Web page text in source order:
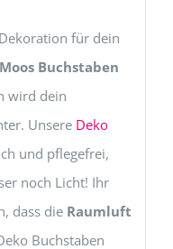
für dein
Moos Buchstaben
wird dein
Unsere Deko
und pflegefrei,
noch Licht! Ihr
dass die Raumluft
Buchstaben